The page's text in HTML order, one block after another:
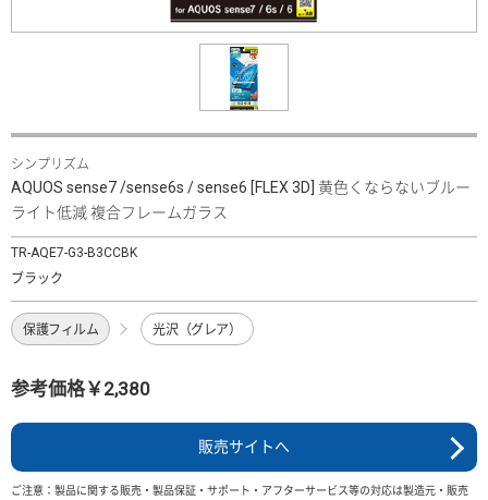
シンプリズム
AQUOS sense7 /sense6s / sense6 [FLEX 3D] 黄色くならないブルー
ライト低減 複合フレームガラス
TR-AQE7-G3-B3CCBK
ブラック
保護フィルム 光沢（グレア）
参考価格￥2,380
販売サイトへ
ご注意：製品に関する販売・製品保証・サポート・アフターサービス等の対応は製造元・販売